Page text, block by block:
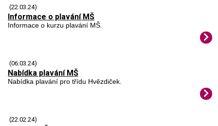
(22.03.24)
Informace o plavání MŠ
Informace o kurzu plavání MŠ.
(06.03.24)
Nabídka plavání MŠ
Nabídka plavání pro třídu Hvězdiček.
(22.02.24)